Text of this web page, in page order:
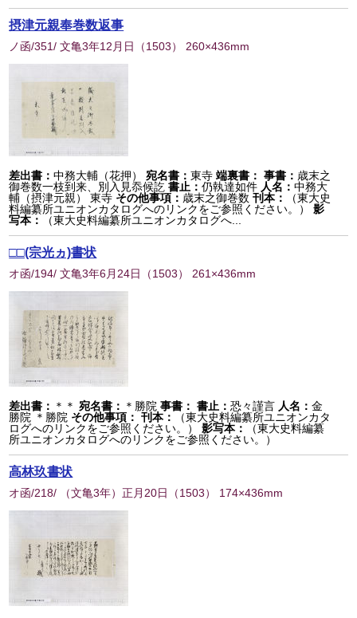
摂津元親奉巻数返事
ノ函/351/ 文亀3年12月日 （1503） 260×436mm
差出書：中務大輔（花押） 宛名書：東寺 端裏書： 事書： 歳末之
御巻数一枝到来、別入見忝候訖 書止：仍執達如件 人名：中務大
輔（摂津元親） 東寺 その他事項： 歳末之御巻数 刊本：
（東大史
料編纂所ユニオンカタログへのリンクをご参照ください。）
影
写本：
（東大史料編纂所ユニオンカタログへ...
□□(宗光ヵ)書状
オ函/194/ 文亀3年6月24日 （1503） 261×436mm
差出書： ＊＊ 宛名書： ＊勝院 事書： 書止：恐々謹言 人名：金
勝院 ＊勝院 その他事項： 刊本：
（東大史料編纂所ユニオンカタ
ログへのリンクをご参照ください。）
影写本：
（東大史料編纂
所ユニオンカタログへのリンクをご参照ください。）
高林玖書状
オ函/218/ （文亀3年）正月20日 （1503） 174×436mm